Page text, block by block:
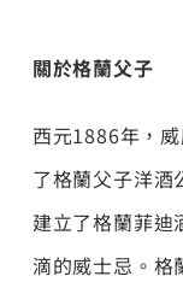
關於格蘭父子
西元1886年，
了格蘭父子洋酒
建立了格蘭菲
滴的威士忌。格